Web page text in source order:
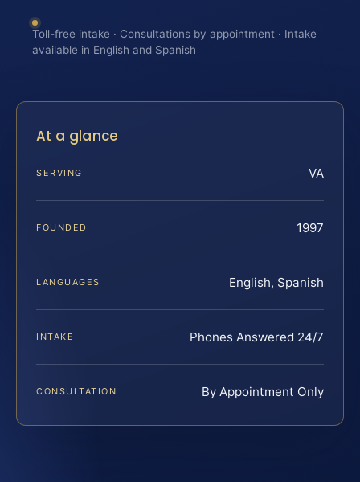
Toll-free intake · Consultations by appointment · Intake
available in English and Spanish
At a glance
SERVING VA
FOUNDED 1997
LANGUAGES English, Spanish
INTAKE Phones Answered 24/7
CONSULTATION By Appointment Only